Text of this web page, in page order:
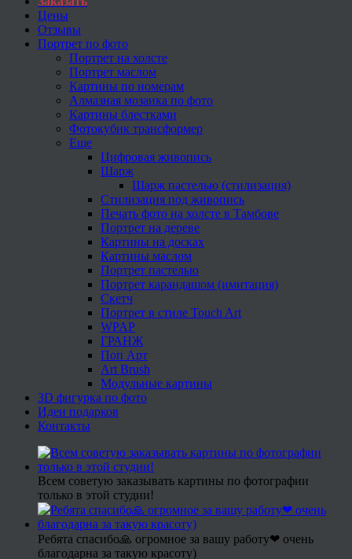
Цены
Отзывы
Портрет по фото
Портрет на холсте
Портрет маслом
Картины по номерам
Алмазная мозаика по фото
Картины блестками
Фотокубик трансформер
Еще
Цифровая живопись
Шарж
Шарж пастелью (стилизация)
Стилизация под живопись
Печать фото на холсте в Тамбове
Портрет на дереве
Картины на досках
Картины маслом
Портрет пастелью
Портрет карандашом (имитация)
Скетч
Портрет в стиле Touch Art
WPAP
ГРАНЖ
Поп Арт
Art Brush
Модульные картины
3D фигурка по фото
Идеи подарков
Контакты
Всем советую заказывать картины по фотографии
только в этой студии!
Ребята спасибо🙏 огромное за вашу работу❤ очень
благодарна за такую красоту)